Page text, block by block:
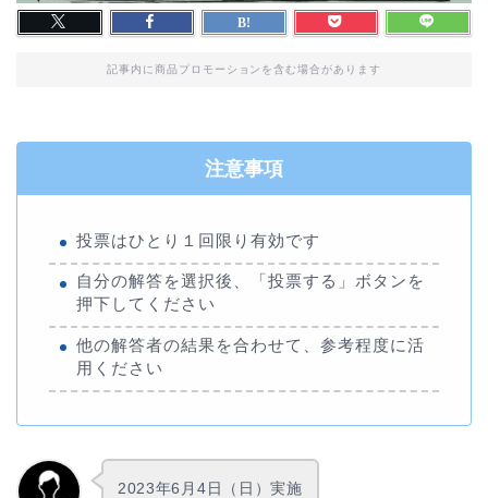
記事内に商品プロモーションを含む場合があります
注意事項
投票はひとり１回限り有効です
自分の解答を選択後、「投票する」ボタンを
押下してください
他の解答者の結果を合わせて、参考程度に活
用ください
2023年6月4日（日）実施